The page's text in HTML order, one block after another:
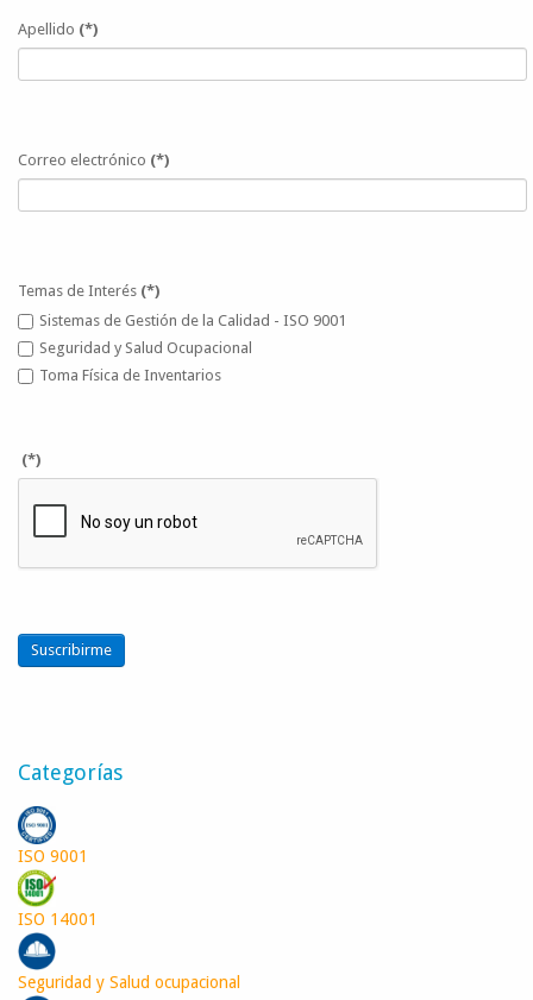
Apellido (*)
Correo electrónico (*)
Temas de Interés (*)
Sistemas de Gestión de la Calidad - ISO 9001
Seguridad y Salud Ocupacional
Toma Física de Inventarios
(*)
Suscribirme
Categorías
ISO 9001
ISO 14001
Seguridad y Salud ocupacional